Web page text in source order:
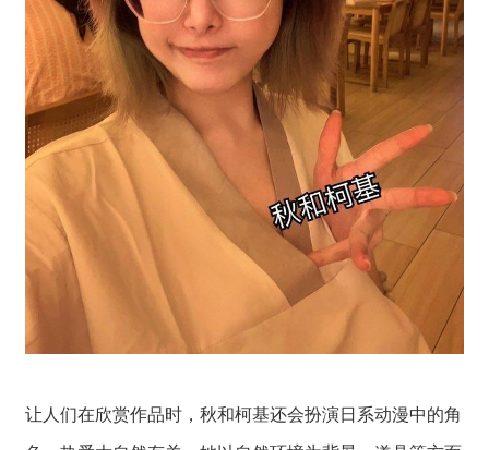
让人们在欣赏作品时，秋和柯基还会扮演日系动漫中的角